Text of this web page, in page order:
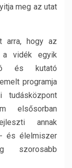
meg az utat
arra, hogy az
a vidék egyik
és kutató
programja
elsősorban
annak
és élelmiszer
szorosabb